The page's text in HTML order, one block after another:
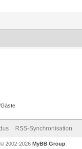
RSS-Synchronisation
, © 2002-2026 MyBB Group